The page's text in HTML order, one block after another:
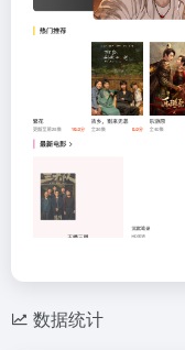
数据统计